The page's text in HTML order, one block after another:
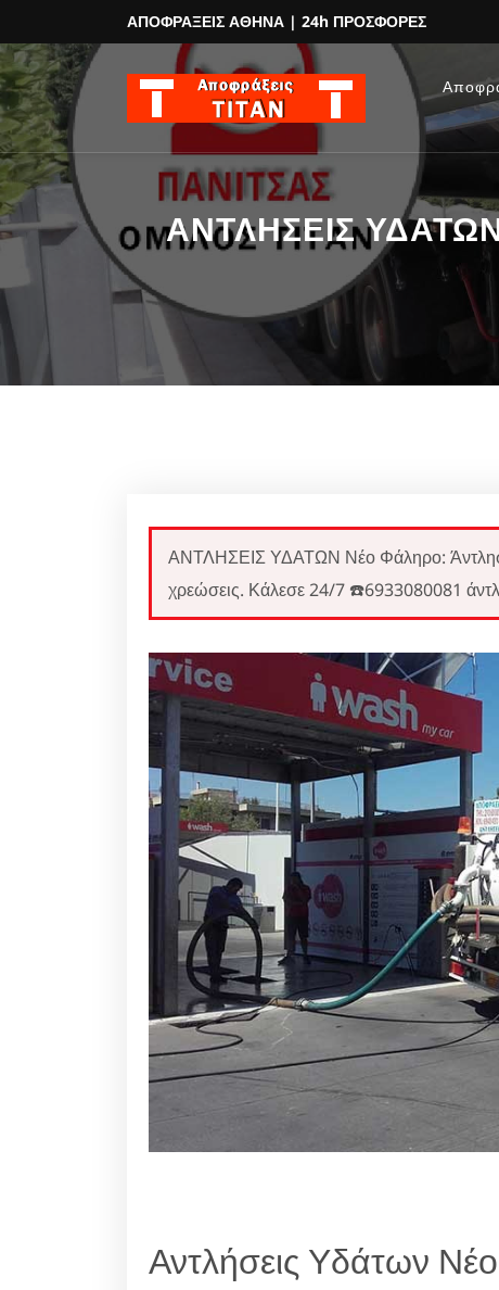
ΑΠΟΦΡΑΞΕΙΣ ΑΘΗΝΑ | 24h ΠΡΟΣΦΟΡΕΣ
ΑΝΤΛΗΣΕΙΣ
ΑΝΤΛΗΣΕΙΣ ΥΔΑΤΩΝ Νέο Φάληρο:
χρεώσεις. Κάλεσε 24/7 ☎️6933080081
Αντλήσεις Υδάτων